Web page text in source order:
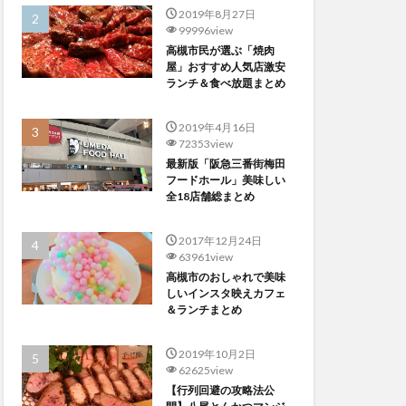
2019年8月27日
99996view
高槻市民が選ぶ「焼肉
屋」おすすめ人気店激安
ランチ＆食べ放題まとめ
2019年4月16日
72353view
最新版「阪急三番街梅田
フードホール」美味しい
全18店舗総まとめ
2017年12月24日
63961view
高槻市のおしゃれで美味
しいインスタ映えカフェ
＆ランチまとめ
2019年10月2日
62625view
【行列回避の攻略法公